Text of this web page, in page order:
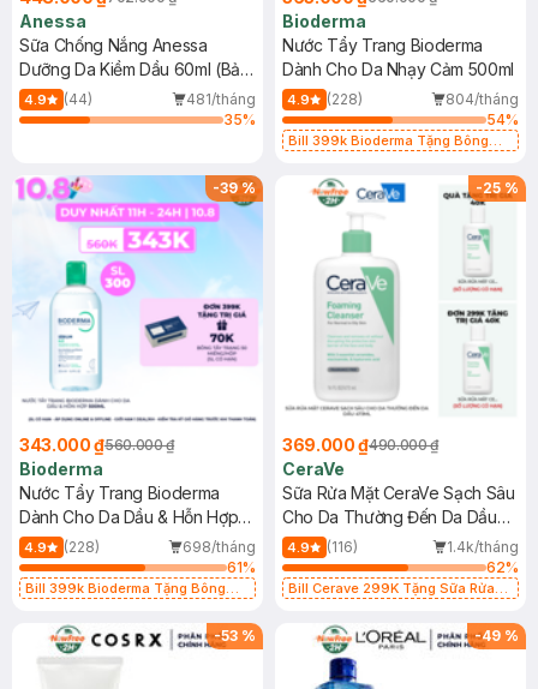
Anessa
Sữa Chống Nắng Anessa
Dưỡng Da Kiềm Dầu 60ml (Bản
Mới)
4.9 (44)
481/tháng
35%
Bioderma
Nước Tẩy Trang Bioderma
Dành Cho Da Nhạy Cảm 500ml
4.9 (228)
804/tháng
54%
Bill 399k Bioderma Tặng Bông
-39%
343.000 ₫560.000 ₫
Bioderma
Nước Tẩy Trang Bioderma
Dành Cho Da Dầu & Hỗn Hợp
500ml
4.9 (228)
698/tháng
61%
Bill 399k Bioderma Tặng Bông
-25 %
369.000 ₫490.000 ₫
CeraVe
Sữa Rửa Mặt CeraVe Sạch Sâu
Cho Da Thường Đến Da Dầu
473ml
4.9 (116)
1.4k/tháng
62%
Bill Cerave 299K Tặng Sữa Rửa
-53 % -49 %